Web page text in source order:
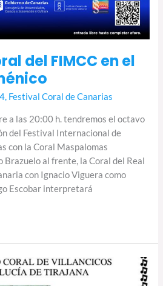
del FIMCC en el
, Festival Coral de Canarias
a las 20:00 h. tendremos el octavo
del Festival Internacional de
con la Coral Maspalomas
Brazuelo al frente, la Coral del Real
con Ignacio Viguera como
Escobar interpretará